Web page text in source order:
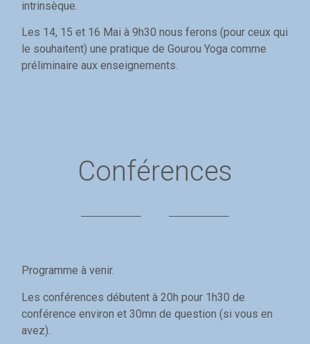
intrinsèque.
Les 14, 15 et 16 Mai à 9h30 nous ferons (pour ceux qui
le souhaitent) une pratique de Gourou Yoga comme
préliminaire aux enseignements.
Conférences
Programme à venir.
Les conférences débutent à 20h pour 1h30 de
conférence environ et 30mn de question (si vous en
avez).